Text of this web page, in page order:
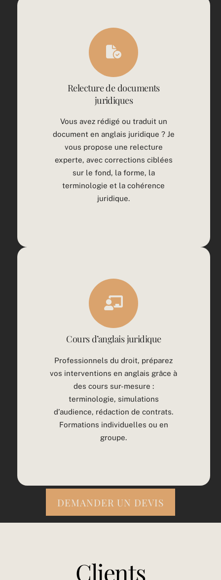
Relecture de documents
juridiques
Vous avez rédigé ou traduit un
document en anglais juridique ? Je
vous propose une relecture
experte, avec corrections ciblées
sur le fond, la forme, la
terminologie et la cohérence
juridique.
Cours d’anglais juridique
Professionnels du droit, préparez
vos interventions en anglais grâce à
des cours sur-mesure :
terminologie, simulations
d’audience, rédaction de contrats.
Formations individuelles ou en
groupe.
DEMANDER UN DEVIS
Clients